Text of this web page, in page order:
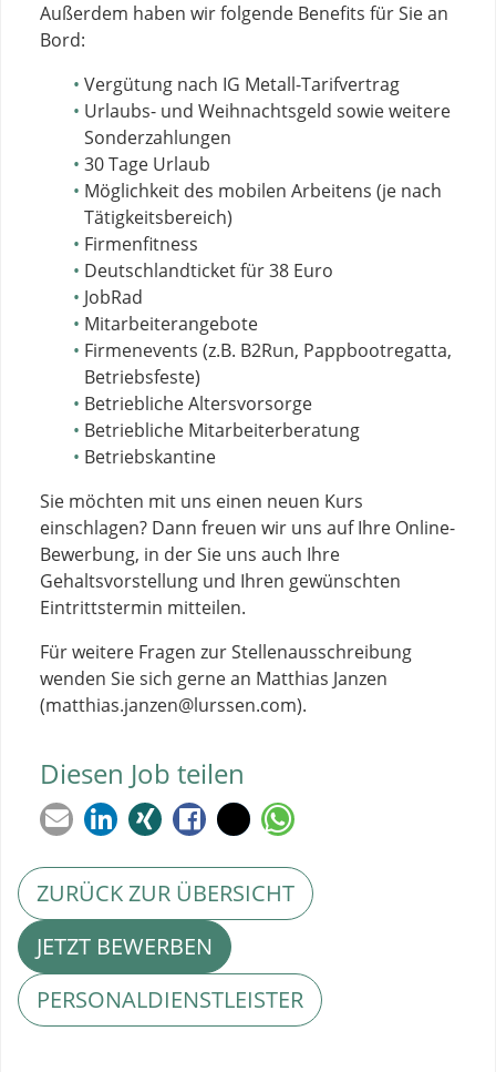
Außerdem haben wir folgende Benefits für Sie an
Bord:
Vergütung nach IG Metall-Tarifvertrag
Urlaubs- und Weihnachtsgeld sowie weitere
Sonderzahlungen
30 Tage Urlaub
Möglichkeit des mobilen Arbeitens (je nach
Tätigkeitsbereich)
Firmenfitness
Deutschlandticket für 38 Euro
JobRad
Mitarbeiterangebote
Firmenevents (z.B. B2Run, Pappbootregatta,
Betriebsfeste)
Betriebliche Altersvorsorge
Betriebliche Mitarbeiterberatung
Betriebskantine
Sie möchten mit uns einen neuen Kurs
einschlagen? Dann freuen wir uns auf Ihre Online-
Bewerbung, in der Sie uns auch Ihre
Gehaltsvorstellung und Ihren gewünschten
Eintrittstermin mitteilen.
Für weitere Fragen zur Stellenausschreibung
wenden Sie sich gerne an Matthias Janzen
(matthias.janzen@lurssen.com).
Diesen Job teilen
ZURÜCK ZUR ÜBERSICHT
JETZT BEWERBEN
PERSONALDIENSTLEISTER